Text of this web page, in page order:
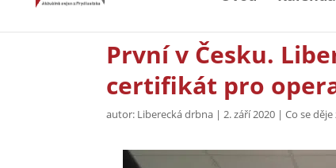
První v Česku.
certifikát pro
autor: Liberecká drbna |2. září 2020 |Co se